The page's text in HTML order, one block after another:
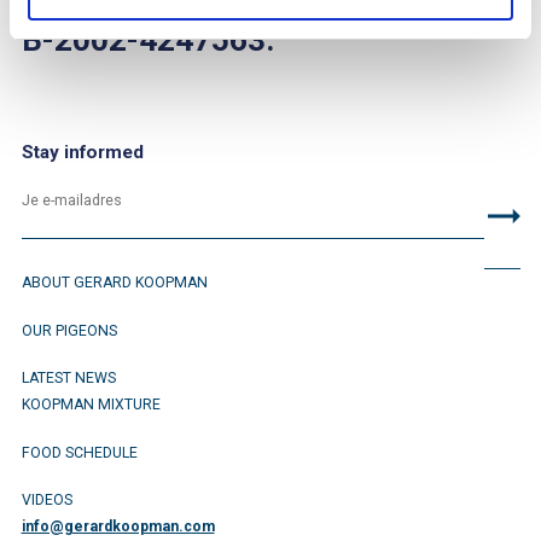
B-2002-4247563.
Stay informed
ABOUT GERARD KOOPMAN
OUR PIGEONS
LATEST NEWS
KOOPMAN MIXTURE
FOOD SCHEDULE
VIDEOS
info@gerardkoopman.com